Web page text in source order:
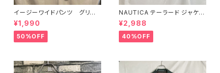
イージーワイドパンツ グリー
ン
¥1,990
50%OFF
NAUTICA テーラード ジャケッ
ト シングル ネイビー オーバー
サイズ
¥2,988
40%OFF